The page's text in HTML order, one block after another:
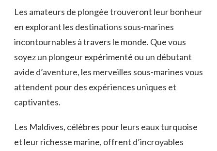
Les amateurs de plongée trouveront leur bonheur
en explorant les destinations sous-marines
incontournables à travers le monde. Que vous
soyez un plongeur expérimenté ou un débutant
avide d’aventure, les merveilles sous-marines vous
attendent pour des expériences uniques et
captivantes.
Les Maldives, célèbres pour leurs eaux ​turquoise
et leur richesse⁤ marine,⁣ offrent d’incroyables